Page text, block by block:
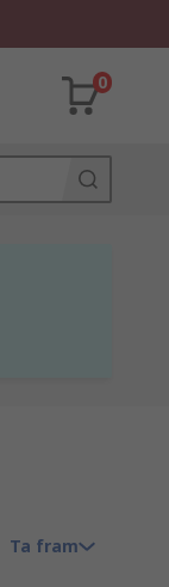
0
Ta fram